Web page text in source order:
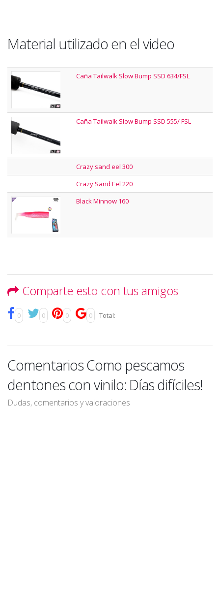
Material utilizado en el video
Caña Tailwalk Slow Bump SSD 634/FSL
Caña Tailwalk Slow Bump SSD 555/ FSL
Crazy sand eel 300
Crazy Sand Eel 220
Black Minnow 160
Comparte esto con tus amigos
0 0 0 0 Total:
Comentarios Como pescamos
dentones con vinilo: Días difíciles!
Dudas, comentarios y valoraciones